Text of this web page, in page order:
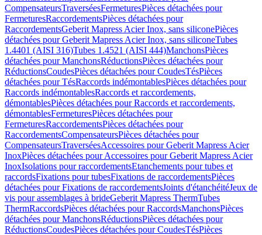
CompensateursTraverséesFermeturesPièces détachées pour
FermeturesRaccordementsPièces détachées pour
RaccordementsGeberit Mapress Acier Inox, sans siliconePièces
détachées pour Geberit Mapress Acier Inox, sans siliconeTubes
1.4401 (AISI 316)Tubes 1.4521 (AISI 444)ManchonsPièces
détachées pour ManchonsRéductionsPièces détachées pour
RéductionsCoudesPièces détachées pour CoudesTésPièces
détachées pour TésRaccords indémontablesPièces détachées pour
Raccords indémontablesRaccords et raccordements,
démontablesPièces détachées pour Raccords et raccordements,
démontablesFermeturesPièces détachées pour
FermeturesRaccordementsPièces détachées pour
RaccordementsCompensateursPièces détachées pour
CompensateursTraverséesAccessoires pour Geberit Mapress Acier
InoxPièces détachées pour Accessoires pour Geberit Mapress Acier
InoxIsolations pour raccordementsEtanchements pour tubes et
raccordsFixations pour tubesFixations de raccordementsPièces
détachées pour Fixations de raccordementsJoints d'étanchéitéJeux de
vis pour assemblages à brideGeberit Mapress ThermTubes
ThermRaccordsPièces détachées pour RaccordsManchonsPièces
détachées pour ManchonsRéductionsPièces détachées pour
RéductionsCoudesPièces détachées pour CoudesTésPièces